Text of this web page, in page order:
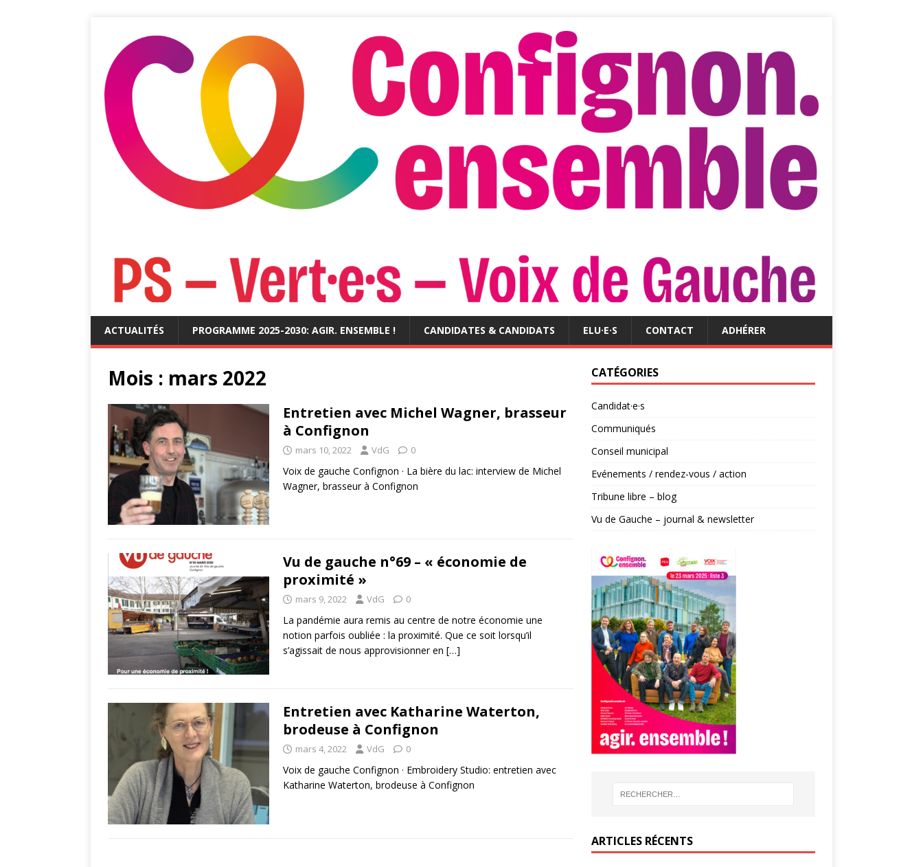
ACTUALITÉS PROGRAMME 2025-2030: AGIR. ENSEMBLE ! CANDIDATES & CANDIDATS ELU·E·S CONTACT ADHÉRER
Mois : mars 2022
Entretien avec Michel Wagner, brasseur
à Confignon
mars 10, 2022 VdG 0
Voix de gauche Confignon · La bière du lac: interview de Michel
Wagner, brasseur à Confignon
Vu de gauche n°69 – « économie de
proximité »
mars 9, 2022 VdG 0
La pandémie aura remis au centre de notre économie une
notion parfois oubliée : la proximité. Que ce soit lorsqu’il
s’agissait de nous approvisionner en […]
Entretien avec Katharine Waterton,
brodeuse à Confignon
mars 4, 2022 VdG 0
Voix de gauche Confignon · Embroidery Studio: entretien avec
Katharine Waterton, brodeuse à Confignon
CATÉGORIES
Candidat·e·s
Communiqués
Conseil municipal
Evénements / rendez-vous / action
Tribune libre – blog
Vu de Gauche – journal & newsletter
ARTICLES RÉCENTS